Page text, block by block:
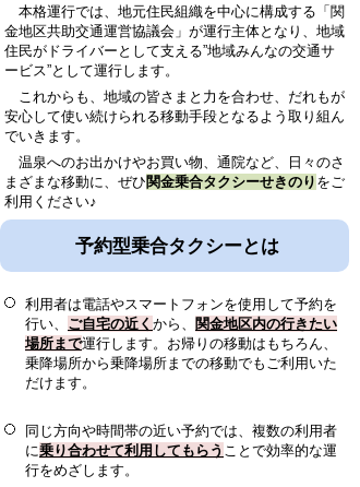
本格運行では、地元住民組織を中心に構成する「関
金地区共助交通運営協議会」が運行主体となり、地域
住民がドライバーとして支える”地域みんなの交通サ
ービス”として運行します。
これからも、地域の皆さまと力を合わせ、だれもが
安心して使い続けられる移動手段となるよう取り組ん
でいきます。
温泉へのお出かけやお買い物、通院など、日々のさ
まざまな移動に、ぜひ 関金乗合タクシーせきのり をご
利用ください♪
予約型乗合タクシーとは
利用者は電話やスマートフォンを使用して予約を
行い、 ご自宅の近く から、
関金地区内の行きたい
場所まで運行します。お帰りの移動はもちろん、
乗降場所から乗降場所までの移動でもご利用いた
だけます。
同じ方向や時間帯の近い予約では、複数の利用者
に乗り合わせて利用してもらう ことで効率的な運
行をめざします。